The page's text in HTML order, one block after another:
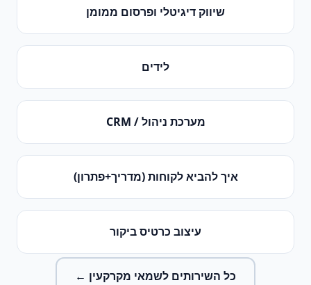
שיווק דיגיטלי ופרסום ממומן
לידים
מערכת ניהול / CRM
איך להביא לקוחות (מדריך+פתרון)
עיצוב כרטיס ביקור
כל השירותים לשמאי מקרקעין ←